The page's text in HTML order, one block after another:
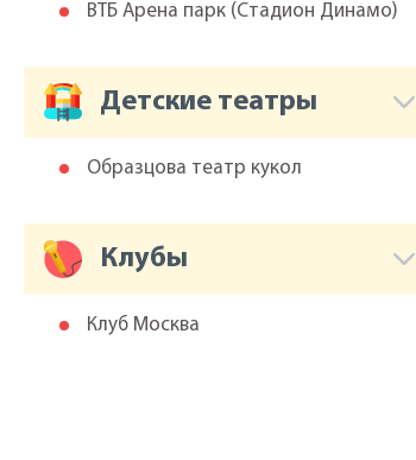
ВТБ Арена парк (Cтадион Динамо)
Детские театры
Образцова театр кукол
Клубы
Клуб Москва